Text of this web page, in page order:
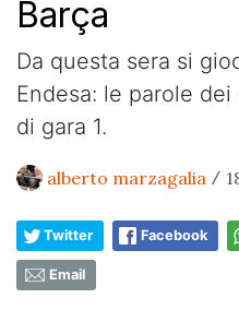
Barça
Da questa sera si
Endesa: le parole
di gara 1.
alberto marzagalia /
Twitter Facebook
Email